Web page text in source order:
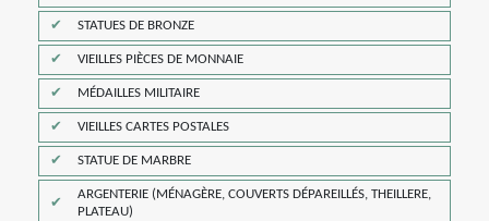
STATUES DE BRONZE
VIEILLES PIÈCES DE MONNAIE
MÉDAILLES MILITAIRE
VIEILLES CARTES POSTALES
STATUE DE MARBRE
ARGENTERIE (MÉNAGÈRE, COUVERTS DÉPAREILLÉS, THEILLERE,
PLATEAU)